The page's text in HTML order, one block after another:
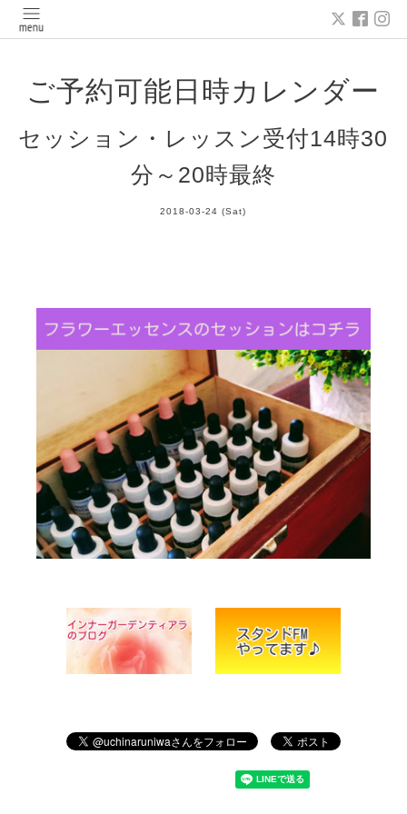
ご予約可能日時カレンダー
セッション・レッスン受付14時30
分～20時最終
2018-03-24 (Sat)